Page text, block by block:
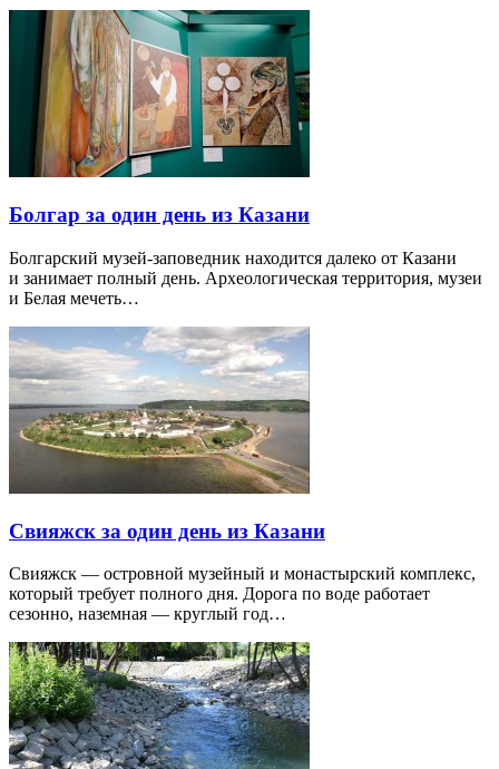
Болгар за один день из Казани
Болгарский музей-заповедник находится далеко от Казани
и занимает полный день. Археологическая территория, музеи
и Белая мечеть…
Свияжск за один день из Казани
Свияжск — островной музейный и монастырский комплекс,
который требует полного дня. Дорога по воде работает
сезонно, наземная — круглый год…